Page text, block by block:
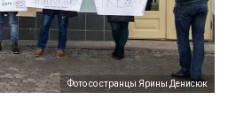
Фото со странцы Ярины Денисюк